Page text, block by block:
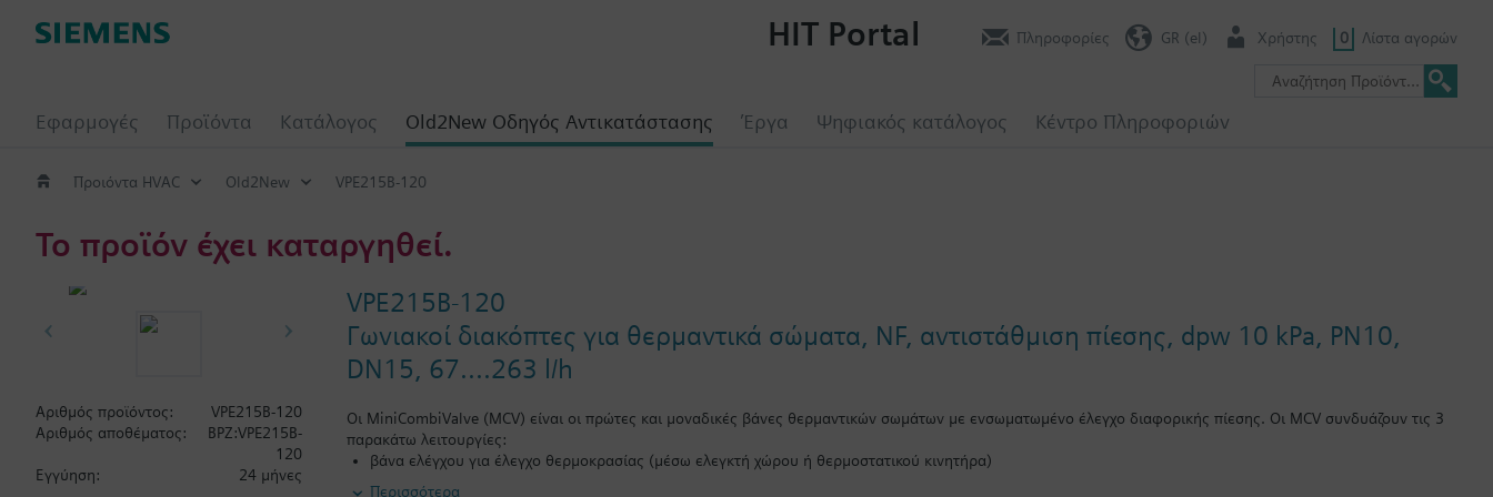
Εφαρμογές Προϊόντα Κατάλογος Old2New Οδηγός Αντικατάστασης Έργα Ψηφιακός κατάλογος Κέντρο Πληροφοριών
HIT Portal Πληροφορίες GR (el) Χρήστης 0 Λίστα αγορών
Προιόντα HVAC Old2New VPE215B-120
Το προϊόν έχει καταργηθεί.
VPE215B-120
Γωνιακοί διακόπτες για θερμαντικά σώματα, NF, αντιστάθμιση πίεσης, dpw 10 kPa, PN10,
DN15, 67....263 l/h
Οι MiniCombiValve (MCV) είναι οι πρώτες και μοναδικές βάνες θερμαντικών σωμάτων με ενσωματωμένο έλεγχο διαφορικής πίεσης. Οι MCV συνδυάζουν τις 3
παρακάτω λειτουργίες:
βάνα ελέγχου για έλεγχο θερμοκρασίας (μέσω ελεγκτή χώρου ή θερμοστατικού κινητήρα)
Περισσότερα
Αριθμός προϊόντος:
VPE215B-120
Αριθμός αποθέματος:
BPZ:VPE215B-
120
Εγγύηση:
24 μήνες